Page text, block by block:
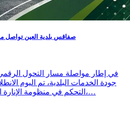
صفاقس بلدية العين تواصل
في إطار مواصلة مسار التحول
جودة الخدمات البلدية، تم اليوم
التحكم في منظومة الإنارة العمومية الذكية ببلدية العين،…